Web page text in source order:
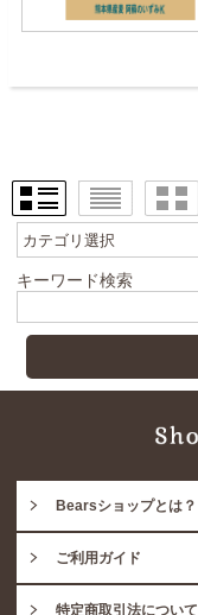
キーワード検索
Bearsショップとは？
ご利用ガイド
特定商取引法について